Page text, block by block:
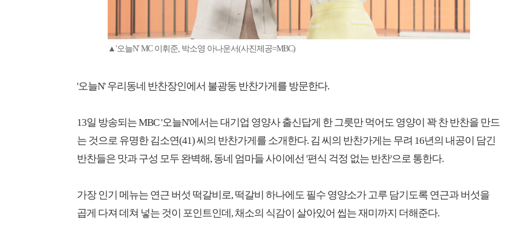
▲'오늘N' MC 이휘준, 박소영 아나운서(사진제공=MBC)
'오늘N' 우리동네 반찬장인에서 불광동 반찬가게를 방문한다.
13일 방송되는 MBC '오늘N'에서는 대기업 영양사 출신답게 한 그릇만 먹어도 영양이 꽉 찬 반찬을 만드
는 것으로 유명한 김소연(41) 씨의 반찬가게를 소개한다. 김 씨의 반찬가게는 무려 16년의 내공이 담긴
반찬들은 맛과 구성 모두 완벽해, 동네 엄마들 사이에선 '편식 걱정 없는 반찬'으로 통한다.
가장 인기 메뉴는 연근 버섯 떡갈비로, 떡갈비 하나에도 필수 영양소가 고루 담기도록 연근과 버섯을
곱게 다져 데쳐 넣는 것이 포인트인데, 채소의 식감이 살아있어 씹는 재미까지 더해준다.